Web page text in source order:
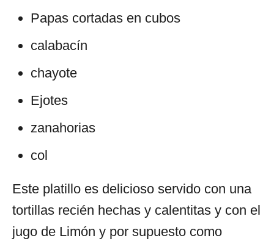
Papas cortadas en cubos
calabacín
chayote
Ejotes
zanahorias
col
Este platillo es delicioso servido con una
tortillas recién hechas y calentitas y con el
jugo de Limón y por supuesto como